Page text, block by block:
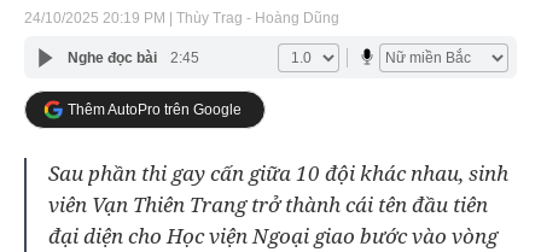
24/10/2025 20:19 PM | Thùy Trag - Hoàng Dũng
Nghe đọc bài 2:45
Thêm AutoPro trên Google
Sau phần thi gay cấn giữa 10 đội khác nhau, sinh
viên Vạn Thiên Trang trở thành cái tên đầu tiên
đại diện cho Học viện Ngoại giao bước vào vòng